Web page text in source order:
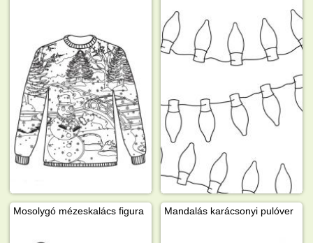
Mosolygó mézeskalács figura Mandalás karácsonyi pulóver